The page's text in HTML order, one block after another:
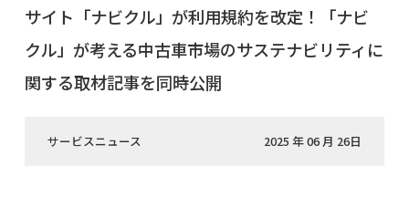
サイト「ナビクル」が利用規約を改定！「ナビ
クル」が考える中古車市場のサステナビリティに
関する取材記事を同時公開
サービスニュース 2025 年 06 月 26日